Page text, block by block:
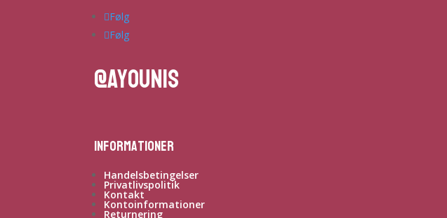
Følg
Følg
@ayounis
Informationer
Handelsbetingelser
Privatlivspolitik
Kontakt
Kontoinformationer
Returnering